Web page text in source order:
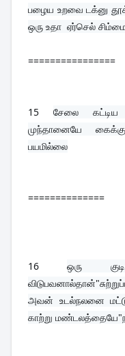
பழைய உறவை டக்னு
ஒரு உதா  ஏர்செல்
================
15 சேலை கட்டிய
முந்தானையே
பயமில்லை
==============
16 ஒரு
அவன் உடல்நலனை
காற்று